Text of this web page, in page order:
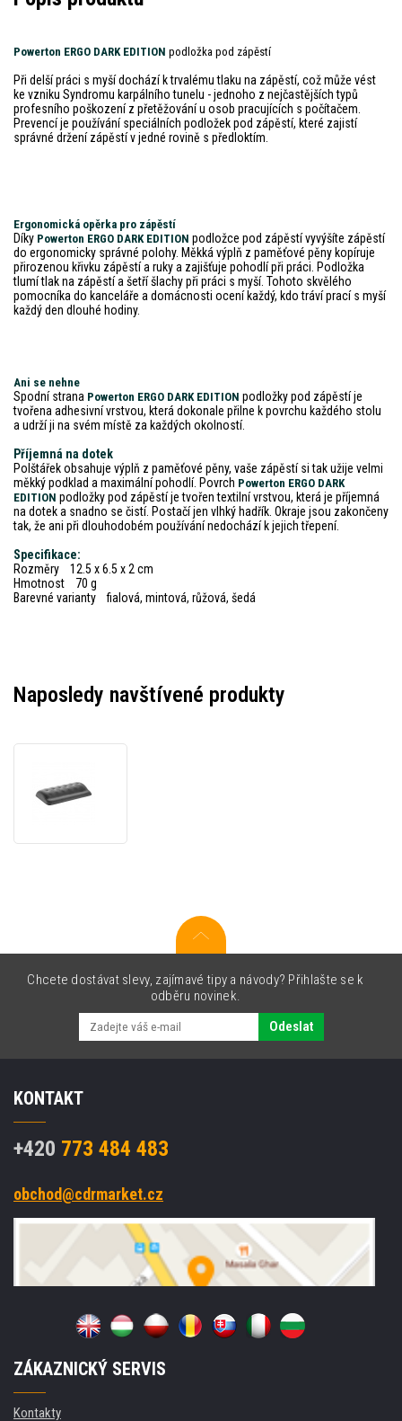
Powerton ERGO DARK EDITION podložka pod zápěstí
Při delší práci s myší dochází k trvalému tlaku na zápěstí, což může vést
ke vzniku Syndromu karpálního tunelu - jednoho z nejčastějších typů
profesního poškození z přetěžování u osob pracujících s počítačem.
Prevencí je používání speciálních podložek pod zápěstí, které zajistí
správné držení zápěstí v jedné rovině s předloktím.
Ergonomická opěrka pro zápěstí
Díky Powerton ERGO DARK EDITION podložce pod zápěstí vyvýšíte zápěstí
do ergonomicky správné polohy. Měkká výplň z paměťové pěny kopíruje
přirozenou křivku zápěstí a ruky a zajišťuje pohodlí při práci. Podložka
tlumí tlak na zápěstí a šetří šlachy při práci s myší. Tohoto skvělého
pomocníka do kanceláře a domácnosti ocení každý, kdo tráví prací s myší
každý den dlouhé hodiny.
Ani se nehne
Spodní strana Powerton ERGO DARK EDITION podložky pod zápěstí je
tvořena adhesivní vrstvou, která dokonale přilne k povrchu každého stolu
a udrží ji na svém místě za každých okolností.
Příjemná na dotek
Polštářek obsahuje výplň z paměťové pěny, vaše zápěstí si tak užije velmi
měkký podklad a maximální pohodlí. Povrch Powerton ERGO DARK
EDITION podložky pod zápěstí je tvořen textilní vrstvou, která je příjemná
na dotek a snadno se čistí. Postačí jen vlhký hadřík. Okraje jsou zakončeny
tak, že ani při dlouhodobém používání nedochází k jejich třepení.
Specifikace:
Rozměry 12.5 x 6.5 x 2 cm
Hmotnost 70 g
Barevné varianty fialová, mintová, růžová, šedá
Naposledy navštívené produkty
Podložka
šedá
Chcete dostávat slevy, zajímavé tipy a návody? Přihlašte se k
odběru novinek.
Odeslat
KONTAKT
+420 773 484 483
obchod@cdrmarket.cz
ZÁKAZNICKÝ SERVIS
Kontakty